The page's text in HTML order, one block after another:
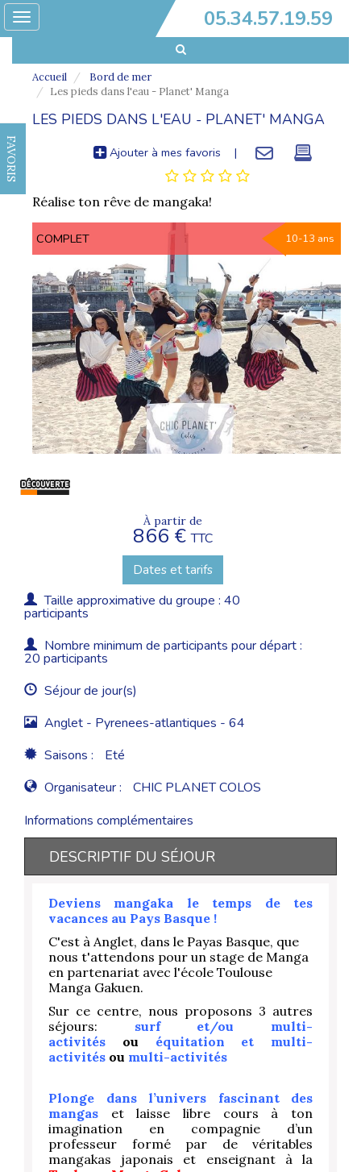
05.34.57.19.59
Toggle
FAVORIS
Accueil
Bord de mer
Les pieds dans l'eau - Planet' Manga
LES PIEDS DANS L'EAU - PLANET' MANGA
Ajouter à mes favoris |
Réalise ton rêve de mangaka!
COMPLET 10-13 ans
À partir de
866 €TTC
Dates et tarifs
Taille approximative du groupe : 40
participants
Nombre minimum de participants pour départ :
20 participants
Séjour de jour(s)
Anglet - Pyrenees-atlantiques - 64
Saisons :
Eté
Organisateur :
CHIC PLANET COLOS
Informations complémentaires
DESCRIPTIF DU SÉJOUR
Deviens mangaka le temps de tes
vacances au Pays Basque !
C'est à Anglet, dans le Payas Basque, que
nous t'attendons pour un stage de Manga
en partenariat avec l'école Toulouse
Manga Gakuen.
Sur ce centre, nous proposons 3 autres
séjours: surf et/ou multi-
activités
ou
équitation et multi-
activités ou multi-activités
Plonge dans l’univers fascinant des
mangas et laisse libre cours à ton
imagination en compagnie d’un
professeur formé par de véritables
mangakas japonais et enseignant à la